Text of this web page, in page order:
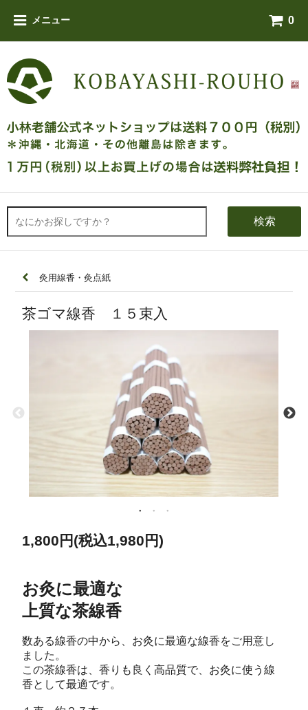
メニュー 0
検索
灸用線香・灸点紙
茶ゴマ線香 １５束入
1,800円(税込1,980円)
お灸に最適な
上質な茶線香
数ある線香の中から、お灸に最適な線香をご用意し
ました。
この茶線香は、香りも良く高品質で、お灸に使う線
香として最適です。